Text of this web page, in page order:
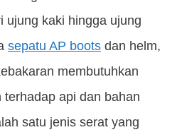
ujung kaki hingga ujung
sepatu AP boots dan helm,
membutuhkan
api dan bahan
satu jenis serat yang